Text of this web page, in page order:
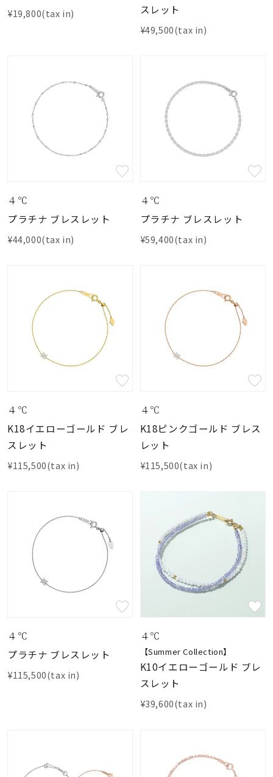
¥19,800(tax in)
スレット
¥49,500(tax in)
４℃
プラチナ ブレスレット
¥44,000(tax in)
４℃
プラチナ ブレスレット
¥59,400(tax in)
４℃
K18イエローゴールド ブレ
スレット
¥115,500(tax in)
４℃
K18ピンクゴールド ブレス
レット
¥115,500(tax in)
４℃
プラチナ ブレスレット
¥115,500(tax in)
４℃
【Summer Collection】
K10イエローゴールド ブレ
スレット
¥39,600(tax in)